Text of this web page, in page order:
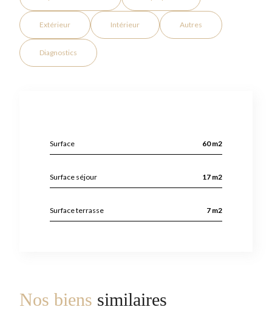
Extérieur Intérieur Autres
Diagnostics
Surface 60 m2
Surface séjour 17 m2
Surface terrasse 7 m2
Nos biens similaires